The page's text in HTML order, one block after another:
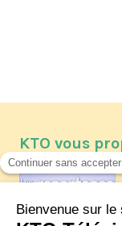
KTO vous